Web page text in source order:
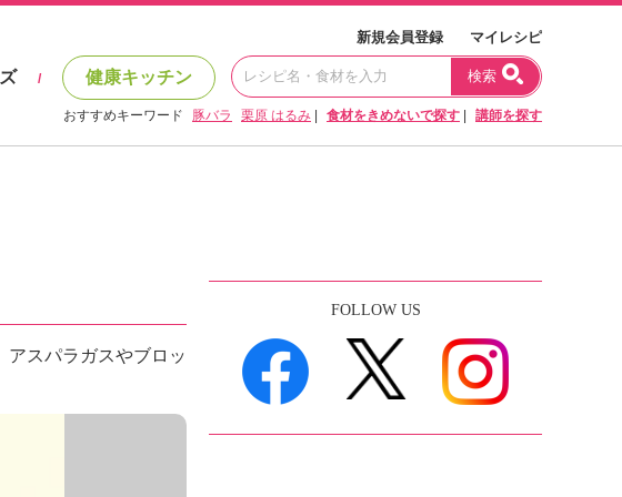
新規会員登録 マイレシピ
/ 健康キッチン 検索
おすすめキーワード 豚バラ 栗原 はるみ 食材をきめないで探す 講師を探す
スパラガスやブロッ
FOLLOW US